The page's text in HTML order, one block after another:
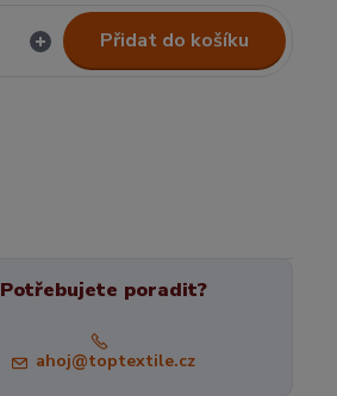
Přidat do košíku
Potřebujete poradit?
ahoj@toptextile.cz